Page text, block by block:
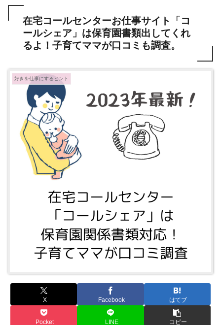
在宅コールセンターお仕事サイト「コ
ールシェア」は保育園書類出してくれ
るよ！子育てママが口コミも調査。
好きを仕事にするヒント
X Facebook はてブ
Pocket LINE コピー